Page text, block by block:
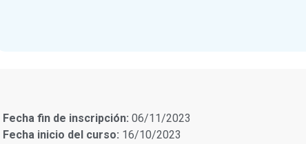
Fecha fin de inscripción: 06/11/2023
Fecha inicio del curso: 16/10/2023